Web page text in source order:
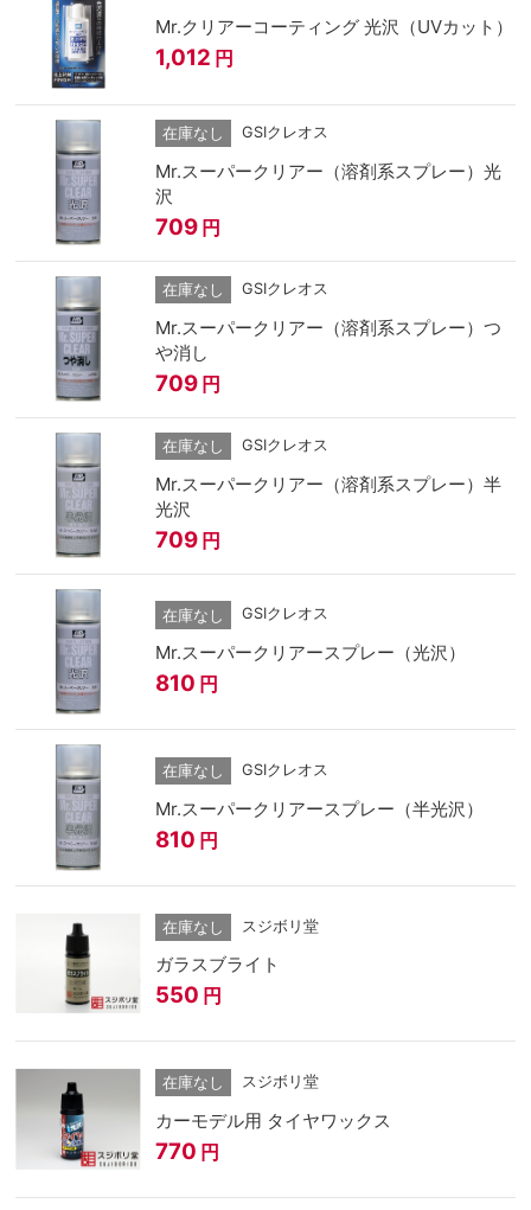
Mr.クリアーコーティング 光沢（UVカット）
1,012 円
在庫なし GSIクレオス
Mr.スーパークリアー（溶剤系スプレー）光
沢
709 円
在庫なし GSIクレオス
Mr.スーパークリアー（溶剤系スプレー）つ
や消し
709 円
在庫なし GSIクレオス
Mr.スーパークリアー（溶剤系スプレー）半
光沢
709 円
在庫なし GSIクレオス
Mr.スーパークリアースプレー（光沢）
810 円
在庫なし GSIクレオス
Mr.スーパークリアースプレー（半光沢）
810 円
在庫なし スジボリ堂
ガラスブライト
550 円
在庫なし スジボリ堂
カーモデル用 タイヤワックス
770 円